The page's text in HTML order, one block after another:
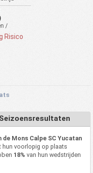
/
Risico
Mons Calpe SC Yucatan
hun voorlopig op plaats
18% van hun wedstrijden